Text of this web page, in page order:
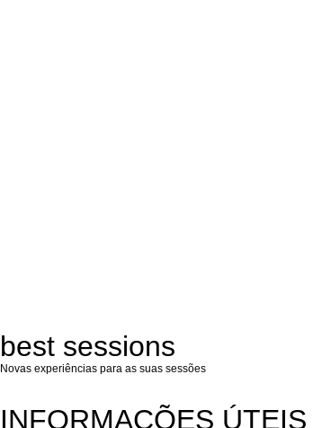
best sessions
Novas experiências para as suas sessões
INFORMAÇÕES ÚTEIS